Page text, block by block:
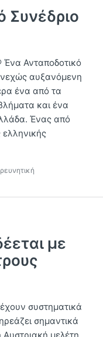
Συνέδριο
Ανταποδοτικό
αυξανόμενη
ένα από τα
και ένα
Ένας από
ελληνικής
με
συστηματικά
σημαντικά